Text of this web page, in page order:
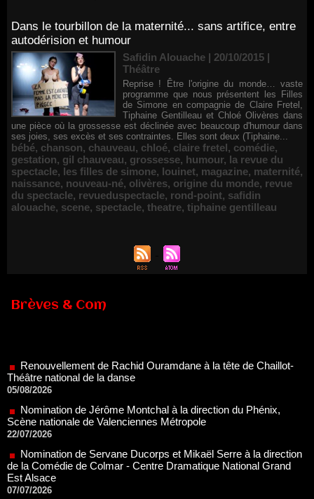
Dans le tourbillon de la maternité... sans artifice, entre
autodérision et humour
Safidin Alouache | 20/10/2015 |
Théâtre
Reprise ! Être l'origine du monde… vaste
programme que nous présentent les Filles
de Simone en compagnie de Claire Fretel,
Tiphaine Gentilleau et Chloé Olivères dans
une pièce où la grossesse est déclinée avec beaucoup d'humour dans
ses joies, ses excès et ses contraintes. Elles sont deux (Tiphaine...
bébé, chanson, chauveau, chloé, claire fretel, comédie,
gestation, gil chauveau, grossesse, humour, la revue du
spectacle, les filles de simone, louinet, magazine, maternité,
naissance, nouveau-né, olivères, origine du monde, revue
du spectacle, revueduspectacle, rond-point, safidin
alouache, scene, spectacle, theatre, tiphaine gentilleau
Brèves & Com
05/08/2026
Nomination de Jérôme Montchal à la direction du Phénix,
Scène nationale de Valenciennes Métropole
22/07/2026
Nomination de Servane Ducorps et Mikaël Serre à la direction
de la Comédie de Colmar - Centre Dramatique National Grand
Est Alsace
07/07/2026
Thomas Jolly et Laëtitia Guédon nommés à la direction du
TNP